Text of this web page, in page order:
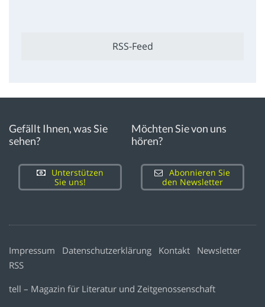
RSS-Feed
Gefällt Ihnen, was Sie
sehen?
Unterstützen
Sie uns!
Möchten Sie von uns
hören?
Abonnieren Sie
den Newsletter
Impressum Datenschutzerklärung Kontakt
Newsletter
RSS
tell – Magazin für Literatur und Zeitgenossenschaft